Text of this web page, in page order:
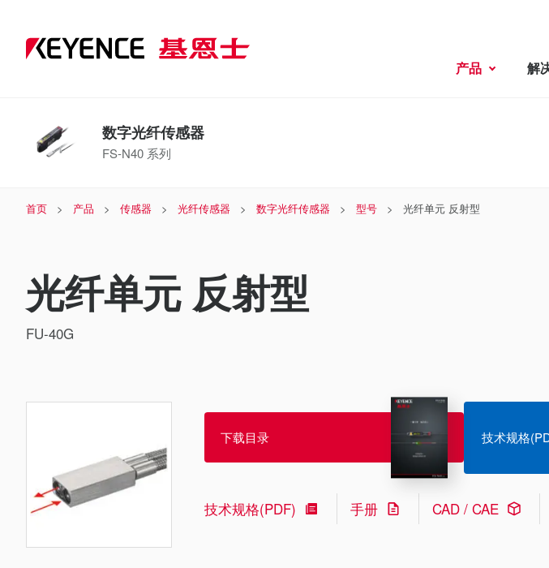
产品 解
数字光纤传感器
FS-N40 系列
首页 产品 传感器 光纤传感器 数字光纤传感器 型号 光纤单元 反射型
光纤单元 反射型
FU-40G
下载目录 技术规格
技术规格(PDF) 手册 CAD / CAE